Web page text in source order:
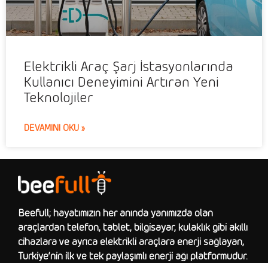
Elektrikli Araç Şarj İstasyonlarında
Kullanıcı Deneyimini Artıran Yeni
Teknolojiler
DEVAMINI OKU »
Beefull; hayatımızın her anında yanımızda olan
araçlardan telefon, tablet, bilgisayar, kulaklık gibi akıllı
cihazlara ve ayrıca elektrikli araçlara enerji sağlayan,
Türkiye’nin ilk ve tek paylaşımlı enerji ağı platformudur.